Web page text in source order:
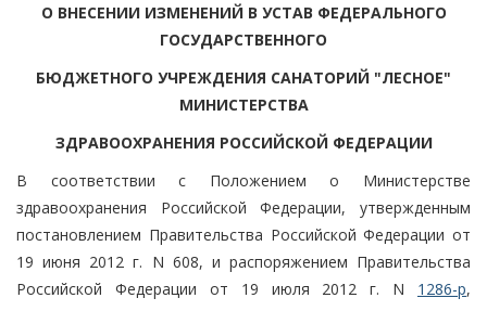
О ВНЕСЕНИИ ИЗМЕНЕНИЙ В УСТАВ ФЕДЕРАЛЬНОГО
ГОСУДАРСТВЕННОГО
БЮДЖЕТНОГО УЧРЕЖДЕНИЯ САНАТОРИЙ "ЛЕСНОЕ"
МИНИСТЕРСТВА
ЗДРАВООХРАНЕНИЯ РОССИЙСКОЙ ФЕДЕРАЦИИ
В соответствии с Положением о Министерстве
здравоохранения Российской Федерации, утвержденным
постановлением Правительства Российской Федерации от
19 июня 2012 г. N 608, и распоряжением Правительства
Российской Федерации от 19 июля 2012 г. N 1286-р,